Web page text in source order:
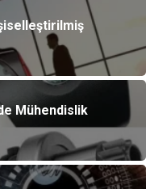
Mühendislik